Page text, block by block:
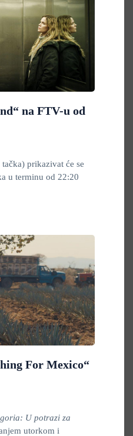
na FTV-u od
prikazivat će se
u terminu od 22:20
For Mexico“
U potrazi za
utorkom i